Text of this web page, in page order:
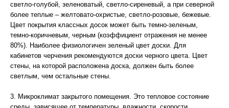
светло-голубой, зеленоватый, светло-сиреневый, а при северной
более теплые – желтовато-охристые, светло-розовые, бежевые.
Цвет покрытия классных досок может быть темно-зеленым,
темно-коричневым, черным (коэффициент отражения не менее
80%). Наиболее физиологичен зеленый цвет доски. Для
кабинетов черчения рекомендуются доски черного цвета. Цвет
стены, на которой расположена доска, должен быть более
светлым, чем остальные стены.
3. Микроклимат закрытого помещения. Это тепловое состояние